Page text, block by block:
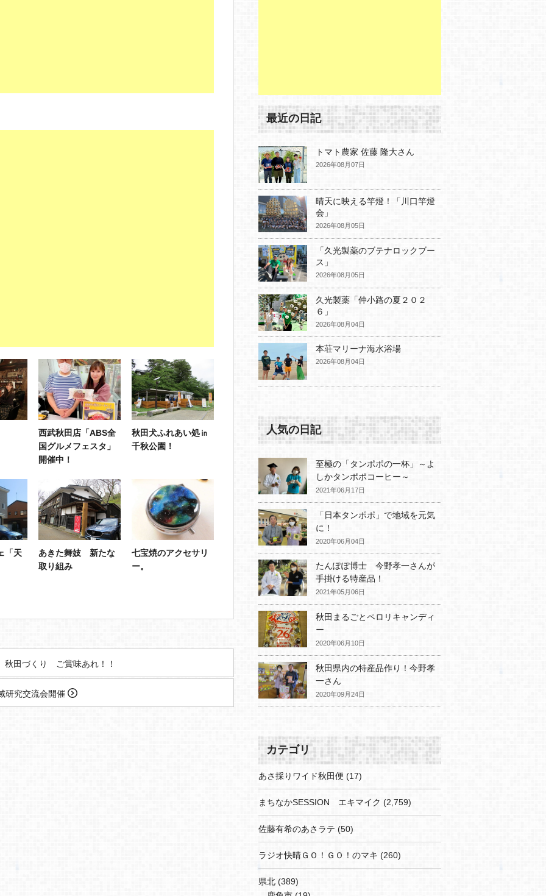
西武秋田店「ABS全
国グルメフェスタ」
開催中！
秋田犬ふれあい処㏌
千秋公園！
「天
あきた舞妓 新たな
取り組み
七宝焼のアクセサリ
ー。
田づくり ご賞味あれ！！
研究交流会開催
最近の日記
トマト農家 佐藤 隆大さん
2026年08月07日
晴天に映える竿燈！「川口竿燈
会」
2026年08月05日
「久光製薬のブテナロックブー
ス」
2026年08月05日
久光製薬「仲小路の夏２０２
６」
2026年08月04日
本荘マリーナ海水浴場
2026年08月04日
人気の日記
至極の「タンポポの一杯」～よ
しかタンポポコーヒー～
2021年06月17日
「日本タンポポ」で地域を元気
に！
2020年06月04日
たんぽぽ博士 今野孝一さんが
手掛ける特産品！
2021年05月06日
秋田まるごとペロリキャンディ
ー
2020年06月10日
秋田県内の特産品作り！今野孝
一さん
2020年09月24日
カテゴリ
あさ採りワイド秋田便 (17)
まちなかSESSION エキマイク (2,759)
佐藤有希のあさラテ (50)
ラジオ快晴ＧＯ！ＧＯ！のマキ (260)
県北 (389)